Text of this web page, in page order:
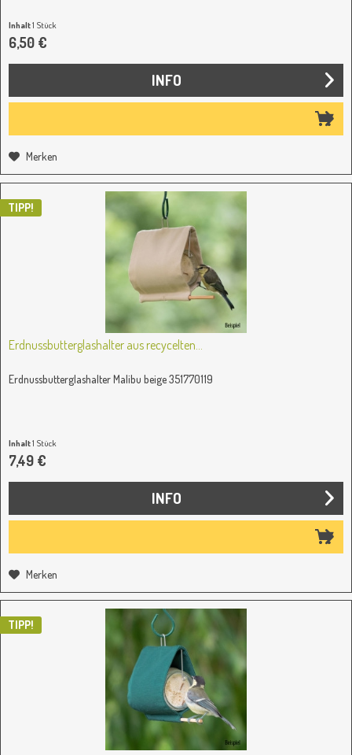
Inhalt1 Stück
6,50 €
INFO
Merken
TIPP!
Erdnussbutterglashalter aus recycelten...
Erdnussbutterglashalter Malibu beige 351770119
Inhalt1 Stück
7,49 €
INFO
Merken
TIPP!